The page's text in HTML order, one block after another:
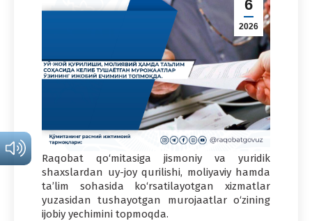
6
2026
Raqobat qo‘mitasiga jismoniy va yuridik
shaxslardan uy-joy qurilishi, moliyaviy hamda
ta’lim sohasida ko‘rsatilayotgan xizmatlar
yuzasidan tushayotgan murojaatlar o‘zining
ijobiy yechimini topmoqda.